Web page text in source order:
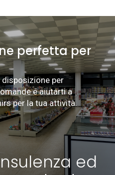
perfetta per
per
e aiutarti a
per la tua attività.
ed